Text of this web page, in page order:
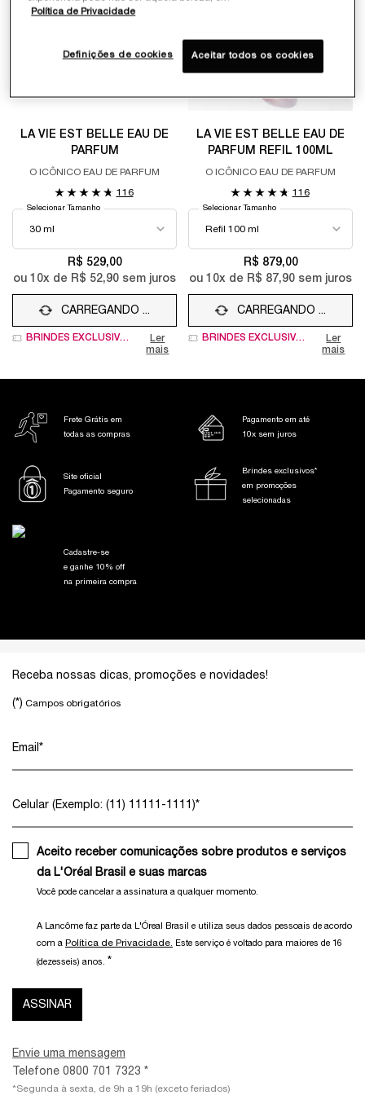
LA VIE EST BELLE EAU DE
PARFUM
O ICÔNICO EAU DE PARFUM
116
Selecionar Tamanho
R$ 529,00
ou 10x de R$ 52,90 sem juros
CARREGANDO ...
BRINDES EXCLUSIVOS
Ler
mais
LA VIE EST BELLE EAU DE
PARFUM REFIL 100ML
O ICÔNICO EAU DE PARFUM
116
Selecionar Tamanho
R$ 879,00
ou 10x de R$ 87,90 sem juros
CARREGANDO ...
BRINDES EXCLUSIVOS
Ler
mais
Frete Grátis em
todas as compras
Pagamento em até
10x sem juros
Site oficial
Pagamento seguro
Brindes exclusivos*
em promoções
selecionadas
Cadastre-se
e ganhe 10% off
na primeira compra
Receba nossas dicas, promoções e novidades!
(*) Campos obrigatórios
Email *
Celular (Exemplo: (11) 11111-1111)*
Aceito receber comunicações sobre produtos e serviços
da L'Oréal Brasil e suas marcas
Você pode cancelar a assinatura a qualquer momento.​
A Lancôme faz parte da L'Óreal Brasil e utiliza seus dados pessoais de acordo
com a Política de Privacidade. Este serviço é voltado para maiores de 16
(dezesseis) anos. *
ASSINAR
Envie uma mensagem
Telefone 0800 701 7323 *
*Segunda à sexta, de 9h a 19h (exceto feriados)
Política de Privacidade
Definições de cookies Aceitar todos os cookies